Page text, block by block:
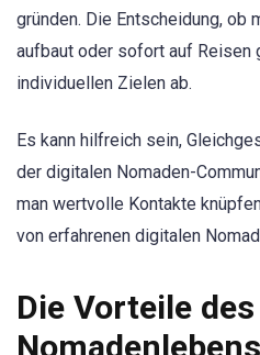
gründen. Die Entscheidung, ob
aufbaut oder sofort auf Reisen
individuellen Zielen ab.
Es kann hilfreich sein,
der digitalen Nomaden-
man wertvolle Kontakte
von erfahrenen digitalen
Die Vorteile
Nomadenlebens